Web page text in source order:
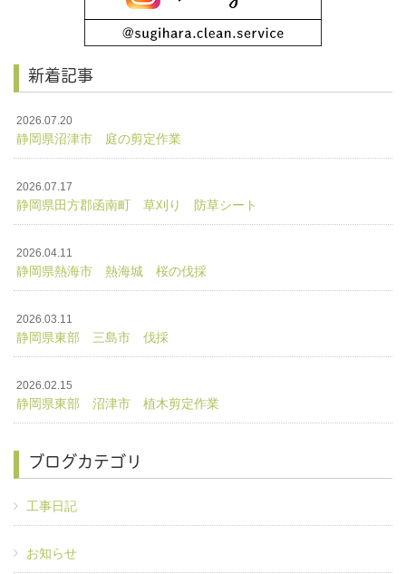
新着記事
2026.07.20
静岡県沼津市 庭の剪定作業
2026.07.17
静岡県田方郡函南町 草刈り 防草シート
2026.04.11
静岡県熱海市 熱海城 桜の伐採
2026.03.11
静岡県東部 三島市 伐採
2026.02.15
静岡県東部 沼津市 植木剪定作業
ブログカテゴリ
工事日記
お知らせ